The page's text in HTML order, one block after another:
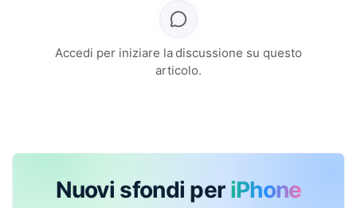
Accedi per iniziare la discussione su questo
articolo.
Nuovi sfondi per iPhone